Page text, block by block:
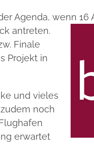
Agenda, wenn 16
antreten.
Finale
Projekt in
und vieles
noch
erwartet